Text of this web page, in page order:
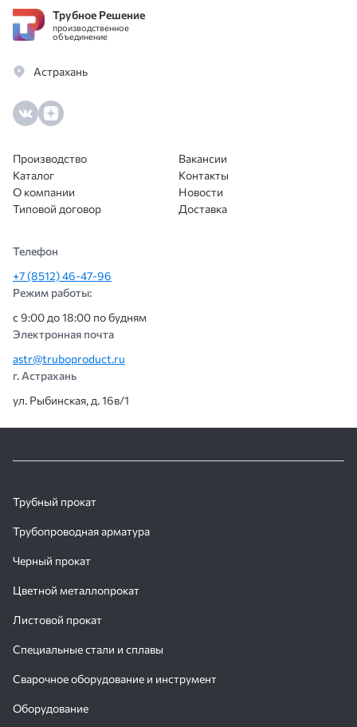
Трубное Решение
производственное
объединение
Астрахань
Производство
Каталог
О компании
Типовой договор
Вакансии
Контакты
Новости
Доставка
Телефон
+7 (8512) 46-47-96
Режим работы:
с 9:00 до 18:00 по будням
Электронная почта
astr@truboproduct.ru
г. Астрахань
ул. Рыбинская, д. 16в/1
Трубный прокат
Трубопроводная арматура
Черный прокат
Цветной металлопрокат
Листовой прокат
Специальные стали и сплавы
Сварочное оборудование и инструмент
Оборудование